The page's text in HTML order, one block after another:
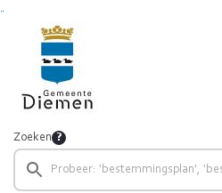
Zoeken